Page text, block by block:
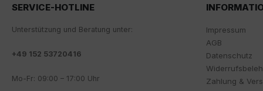
SERVICE-HOTLINE
Unterstützung und Beratung unter:
+49 152 53720416
Mo-Fr: 09:00 – 17:00 Uhr
Impressum
AGB
Datenschutz
Zahlung &